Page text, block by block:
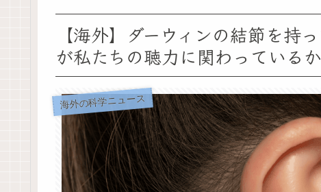
【海外】ダーウィンの結節を持
が私たちの聴力に関わっている
海外の科学ニュース